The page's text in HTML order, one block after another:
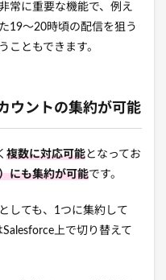
常に重要な機能で、例え
19～20時頃の配信を狙う
こともできます。
ウントの集約が可能
複数に対応可能となってお
にも集約が可能です。
しても、1つに集約して
上で切り替えて